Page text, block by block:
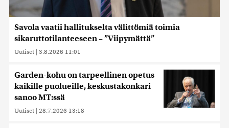
Savola vaatii hallitukselta välittömiä toimia
sikaruttotilanteeseen – ”Viipymättä”
Uutiset | 3.8.2026 11:01
Garden-kohu on tarpeellinen opetus
kaikille puolueille, keskustakonkari
sanoo MT:ssä
Uutiset | 28.7.2026 13:18